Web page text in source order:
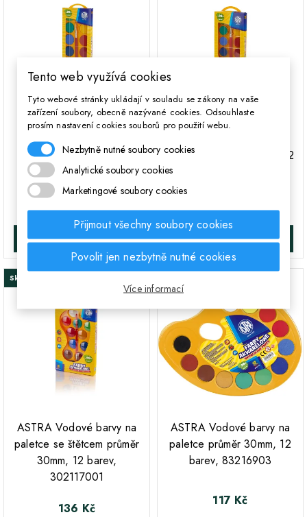
ASTRA Vodové barvy se
štětcem průměr 30mm 12
barev, 302118002
DO KOŠÍKA
štětcem průměr 23,5mm 12
DO KOŠÍKA
Skladem
ASTRA Vodové barvy na
paletce se štětcem průměr
30mm, 12 barev,
302117001
Cena
136 Kč
ASTRA Vodové barvy na
paletce průměr 30mm, 12
barev, 83216903
Cena
117 Kč
Tento web využívá cookies
Tyto webové stránky ukládají v souladu se zákony na vaše
zařízení soubory, obecně nazývané cookies. Odsouhlaste
prosím nastavení cookies souborů pro použití webu.
Nezbytně nutné soubory cookies
Analytické soubory cookies
Marketingové soubory cookies
Přijmout všechny soubory cookies
Povolit jen nezbytně nutné cookies
Více informací